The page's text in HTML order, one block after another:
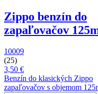
Zippo benzín do
zapaľovačov
10009
(25)
3,50 €
Benzín do klasických Zippo
zapaľovačov s objemom